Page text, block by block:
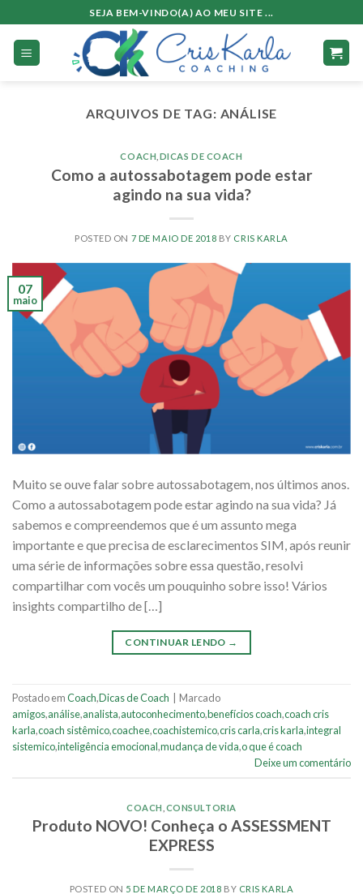
to
content
SEJA BEM-VINDO(A) AO MEU SITE ...
ARQUIVOS DE TAG: ANÁLISE
COACH DICAS DE COACH
Como a autossabotagem pode estar
agindo na sua vida?
POSTED ON 7 DE MAIO DE 2018 BY CRIS KARLA
07
maio
Muito se ouve falar sobre autossabotagem, nos últimos anos.
Como a autossabotagem pode estar agindo na sua vida? Já
sabemos e compreendemos que é um assunto mega
importante e que precisa de esclarecimentos SIM, após reunir
uma série de informações sobre essa questão, resolvi
compartilhar com vocês um pouquinho sobre isso! Vários
insights compartilho de […]
CONTINUAR LENDO →
Postado emCoach,Dicas de Coach
Marcado
amigos,análise,analista,autoconhecimento,benefícios coach,coach cris
karla,coach sistêmico,coachee,coachistemico,cris carla,cris karla,integral
sistemico,inteligência emocional,mudança de vida,o que é coach
Deixe um comentário
COACH CONSULTORIA
Produto NOVO! Conheça o ASSESSMENT
EXPRESS
POSTED ON 5 DE MARÇO DE 2018 BY CRIS KARLA